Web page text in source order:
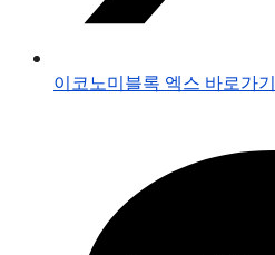
이코노미블록 엑스 바로가기